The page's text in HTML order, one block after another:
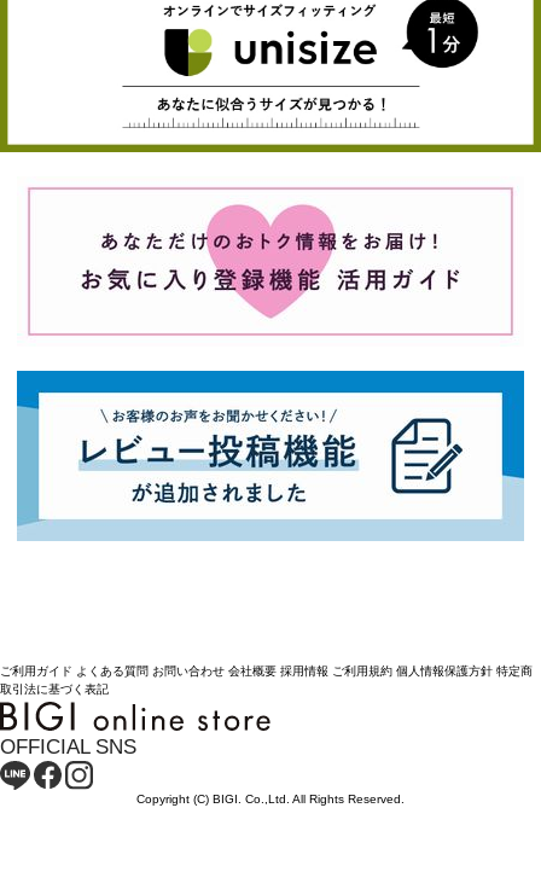
ご利用ガイド よくある質問 お問い合わせ 会社概要 採用情報 ご利用規約 個人情報保護方針 特定商
取引法に基づく表記
OFFICIAL SNS
Copyright (C) BIGI. Co.,Ltd. All Rights Reserved.